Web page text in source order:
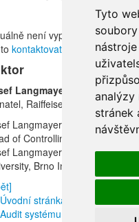
Tyto
analýzy
stránek
není vypsán termín
kontaktovat
Langmayer MSc., MBA
Raiffeisen – Leasing, s. r.
Langmayer je odpovědný
of Controlling & Cost
Langmayer je absolvent
Brno International
Úvodní stránka
O nás
Audit systému řízení rizik